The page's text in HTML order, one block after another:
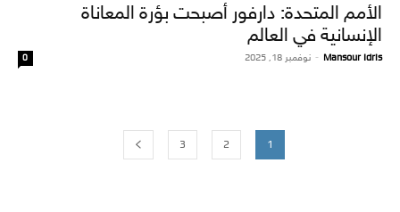
الأمم المتحدة: دارفور أصبحت بؤرة المعاناة
الإنسانية في العالم
Mansour Idris
- نوفمبر 18, 2025 0
1
2
3